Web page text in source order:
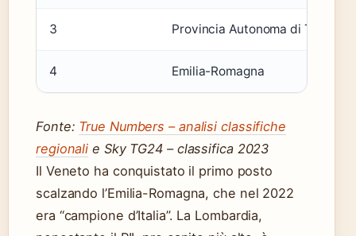
3 Provincia Autonoma di Trento
4 Emilia-Romagna
Fonte: True Numbers – analisi classifiche
regionali e Sky TG24 – classifica 2023
Il Veneto ha conquistato il primo posto
scalzando l’Emilia-Romagna, che nel 2022
era “campione d’Italia”. La Lombardia,